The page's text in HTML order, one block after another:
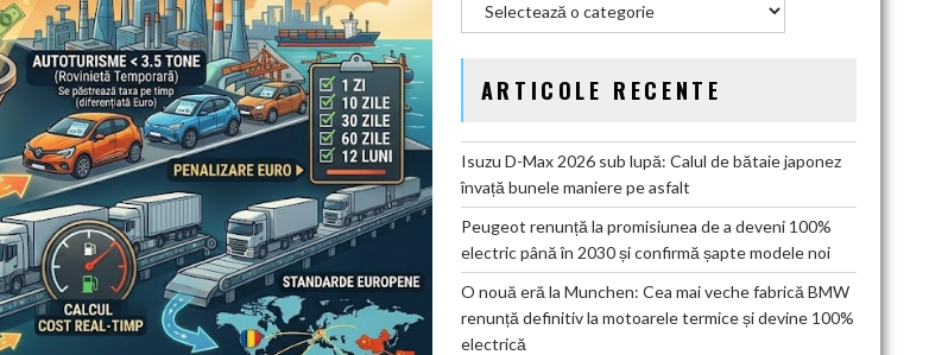
ARTICOLE RECENTE
Isuzu D-Max 2026 sub lupă: Calul de bătaie japonez
învață bunele maniere pe asfalt
Peugeot renunță la promisiunea de a deveni 100%
electric până în 2030 și confirmă șapte modele noi
O nouă eră la Munchen: Cea mai veche fabrică BMW
renunță definitiv la motoarele termice și devine 100%
electrică